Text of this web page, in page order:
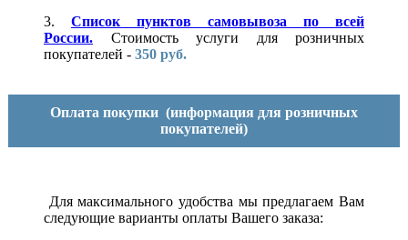
3. Список пунктов самовывоза по всей
России.
Стоимость услуги для розничных
покупателей - 350 руб.
Оплата покупки (информация для розничных
покупателей)
Для максимального удобства мы предлагаем Вам
следующие варианты оплаты Вашего заказа: